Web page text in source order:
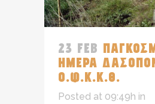
23 FEB
ΗΜΕΡΑ
Ο.Φ.Κ.Κ.Θ.
Posted at 09:49h in